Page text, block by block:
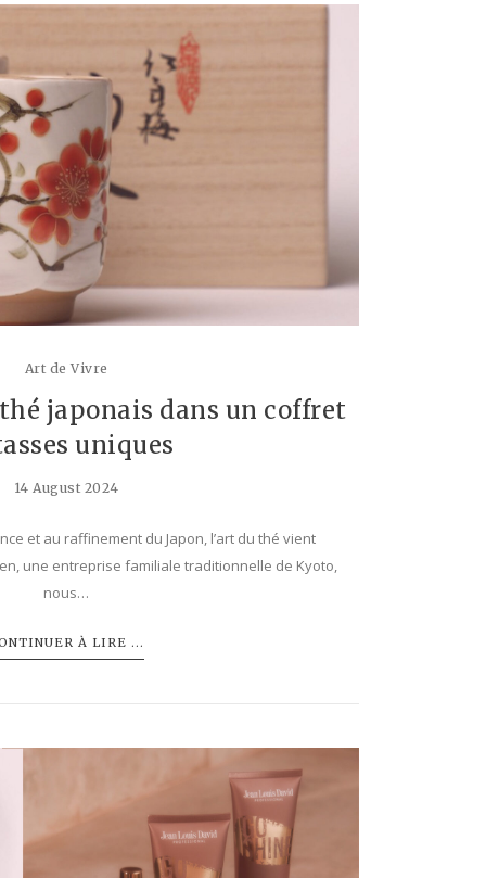
Art de Vivre
thé japonais dans un coffret
uniques
14 August 2024
et au raffinement du Japon, l’art du thé vient
une entreprise familiale traditionnelle de Kyoto,
nous…
À LIRE ...